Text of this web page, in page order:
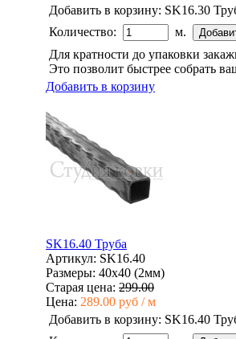
Добавить в корзину: SK16.30
Количество:
м.
Для кратности до упаковки
Это позволит быстрее собрать
Добавить в корзину
SK16.40 Труба
Артикул: SK16.40
Размеры: 40x40 (2мм)
Старая цена: 299.00
Цена: 289.00 руб / м
Добавить в корзину: SK16.40